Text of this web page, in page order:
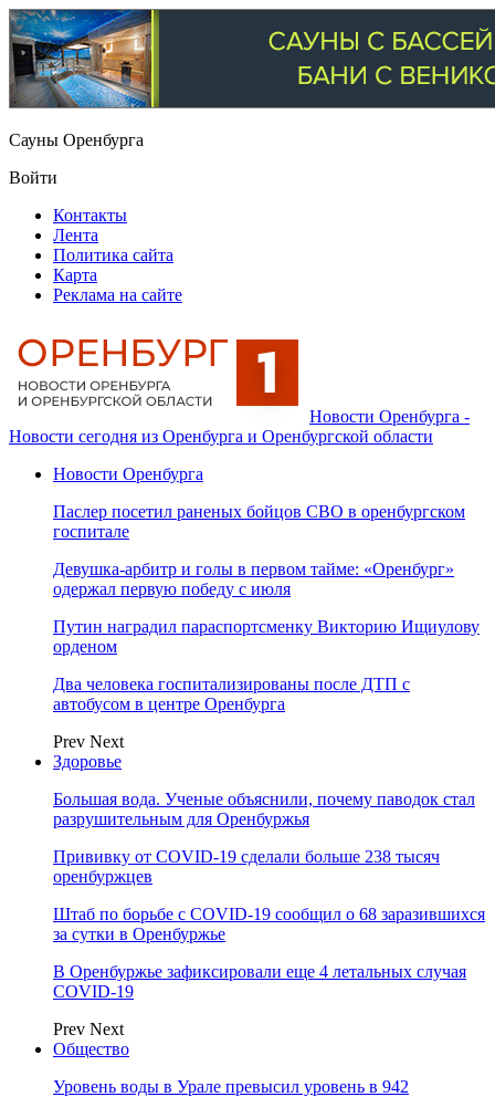
Сауны Оренбурга
Войти
Контакты
Лента
Политика сайта
Карта
Реклама на сайте
Новости Оренбурга -
Новости сегодня из Оренбурга и Оренбургской области
Новости Оренбурга
Паслер посетил раненых бойцов СВО в оренбургском
госпитале
Девушка-арбитр и голы в первом тайме: «Оренбург»
одержал первую победу с июля
Путин наградил параспортсменку Викторию Ищиулову
орденом
Два человека госпитализированы после ДТП с
автобусом в центре Оренбурга
Prev Next
Здоровье
Большая вода. Ученые объяснили, почему паводок стал
разрушительным для Оренбуржья
Прививку от COVID-19 сделали больше 238 тысяч
оренбуржцев
Штаб по борьбе с СOVID-19 сообщил о 68 заразившихся
за сутки в Оренбуржье
В Оренбуржье зафиксировали еще 4 летальных случая
COVID-19
Prev Next
Общество
Уровень воды в Урале превысил уровень в 942